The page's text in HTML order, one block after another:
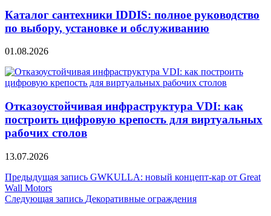
Каталог сантехники IDDIS: полное руководство
по выбору, установке и обслуживанию
01.08.2026
Отказоустойчивая инфраструктура VDI: как
построить цифровую крепость для виртуальных
рабочих столов
13.07.2026
Навигация
по
Предыдущая запись GWKULLA: новый концепт-кар от Great
Wall Motors
Следующая запись Декоративные ограждения